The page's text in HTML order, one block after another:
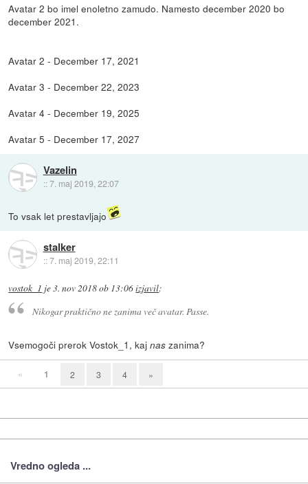
Avatar 2 bo imel enoletno zamudo. Namesto december 2020 bo
december 2021.
Avatar 2 - December 17, 2021
Avatar 3 - December 22, 2023
Avatar 4 - December 19, 2025
Avatar 5 - December 17, 2027
Vazelin
::7. maj 2019, 22:07
To vsak let prestavljajo
stalker
::7. maj 2019, 22:11
vostok_1 je3. nov 2018 ob 13:06izjavil:
Nikogar praktično ne zanima več avatar. Passe.
Vsemogoči prerok Vostok_1, kajnas zanima?
« 1 2 3 4 »
Vredno ogleda ...